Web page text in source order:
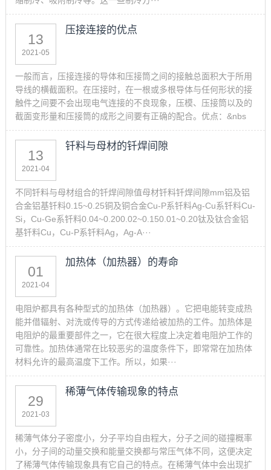
13
2021-05
压接连接的优点
一般而言，压接连接的导体和压接筒之间的接触总面积大于所用
导线的横截面积。在压接时，在一根或多根导体与任何形状的接
触件之间要不会出现电气连接的不良现象，压模、压接筒以及的
截面变形量和压接筒的成形之间要有正确的配合。优点：&nbs
13
2021-04
钎料与母材的钎焊间隙
不同钎料与母材组合的钎焊间隙值母材钎料钎焊间隙mm铝及铝
合金铝基钎料0.15~0.25铜及铜合金Cu-P系钎料Ag-Cu系钎料Cu-
Si，Cu-Ge系钎料0.04~0.200.02~0.150.01~0.20钛及钛合金铝
基钎料Cu，Cu-P系钎料Ag，Ag-A···
01
2021-04
加热体（加热器）的寿命
电阻炉都具有各种型式的加热体（加热器）。它把电能转变成热
能并借辐射、对洗或传导的方式传递给被加热的工件。加热体是
电阻炉的最重要部件之一，它在很大程度上决定着电阻炉工作的
可靠性。加热体通常在比较恶劣的温度条件下，即常常在加热体
材料允许的最高温度下工作。所以，如果···
29
2021-03
稀薄气体传输现象的特点
稀薄气体分子密度小，分子平均自由程大，分子之间的碰撞概率
小，分子间的动量交换和能量交换都与常压气体不同，这便决定
了稀薄气体传输现象具有它自己的特点。在稀薄气体中会出现扩